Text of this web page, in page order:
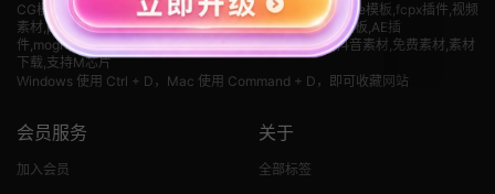
CG模板网(cgmuban.com)免费后期资源下载网站,pr模板,ae模板,fcpx插件,视频
素材,premiere模板,pr素材,PR片头模板,pr免费模板,字幕模板,AE插
件,mogrt,premiere,LUT,PR,AE,fcpx,finalcut,剪辑素材,抖音素材,免费素材,素材
下载,支持M芯片
Windows 使用 Ctrl + D，Mac 使用 Command + D，即可收藏网站
会员服务
加入会员
关于
全部标签